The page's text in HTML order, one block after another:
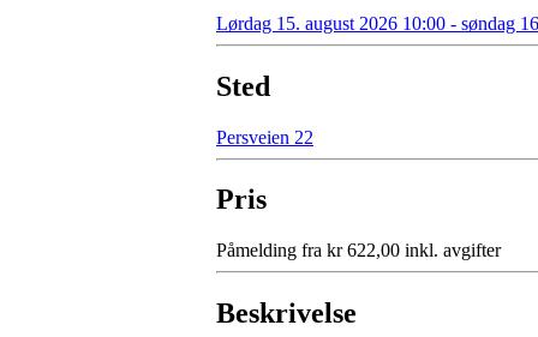
Lørdag 15. august 2026 10:00 - søndag
Sted
Persveien 22
Pris
Påmelding fra kr 622,00 inkl. avgifter
Beskrivelse